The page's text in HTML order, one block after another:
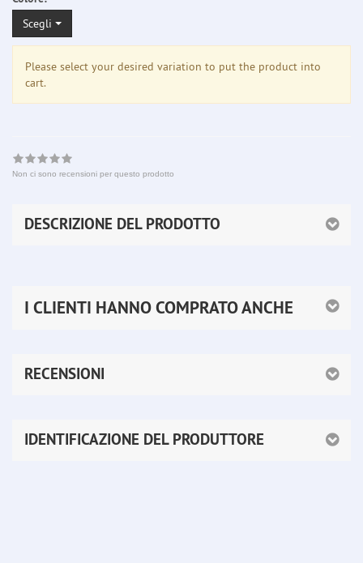
Scegli
Please select your desired variation to put the product into
cart.
Non ci sono recensioni per questo prodotto
DESCRIZIONE DEL PRODOTTO
I CLIENTI HANNO COMPRATO ANCHE
RECENSIONI
IDENTIFICAZIONE DEL PRODUTTORE